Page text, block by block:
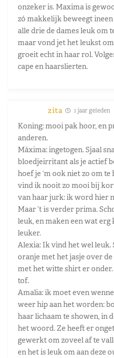
onzeker is. Maxima is
zó makkelijk beweegt
alle drie de dames leuk om
maar vond jet het leukst
groeit echt in haar rol.
cape en haarslierten.
zita 1 jaar geleden
Koning: mooi pak hoor, en
anderen.
Máxima: ingetogen. Sjaal
bloedjeirritant als je actief
hoef je ‘m ook niet zo om te
vind ik nooit zo mooi bij
van haar jurk: ik word hier
Maar ’t is verder prima.
leuk, en maken een wat
leuker.
Alexia: Ik vind het wel leuk.
oranje met het jasje over
met het witte shirt er
tof.
Amalia: ik moet even
weer hip aan het worden:
haar lichaam te showen, in
het woord. Ze heeft er
gewerkt om zoveel af te
en het is leuk om aan deze